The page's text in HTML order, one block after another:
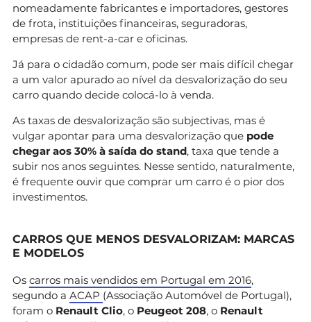
nomeadamente fabricantes e importadores, gestores
de frota, instituições financeiras, seguradoras,
empresas de rent-a-car e oficinas.
Já para o cidadão comum, pode ser mais difícil chegar
a um valor apurado ao nível da desvalorização do seu
carro quando decide colocá-lo à venda.
As taxas de desvalorização são subjectivas, mas é
vulgar apontar para uma desvalorização que pode
chegar aos 30% à saída do stand, taxa que tende a
subir nos anos seguintes. Nesse sentido, naturalmente,
é frequente ouvir que comprar um carro é o pior dos
investimentos.
CARROS QUE MENOS DESVALORIZAM: MARCAS
E MODELOS
Os carros mais vendidos em Portugal em 2016,
segundo a ACAP (Associação Automóvel de Portugal),
foram o Renault Clio, o Peugeot 208, o Renault